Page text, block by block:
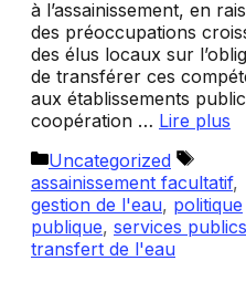
à l’assainissement, en
des préoccupations
des élus locaux sur
de transférer ces
aux établissements
coopération … Lire plus
Catégories
Uncategorized
assainissement facultatif,
gestion de l'eau, politique
publique, services publics
transfert de l'eau